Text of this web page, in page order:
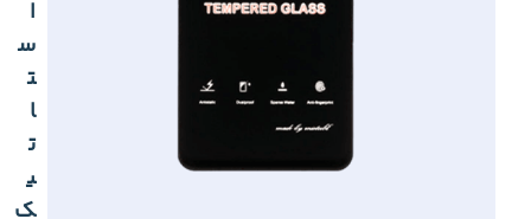
ا
س
ت
ا
ت
ی
ک